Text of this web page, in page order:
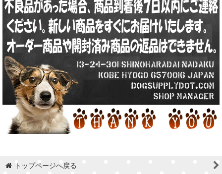
トップページへ戻る